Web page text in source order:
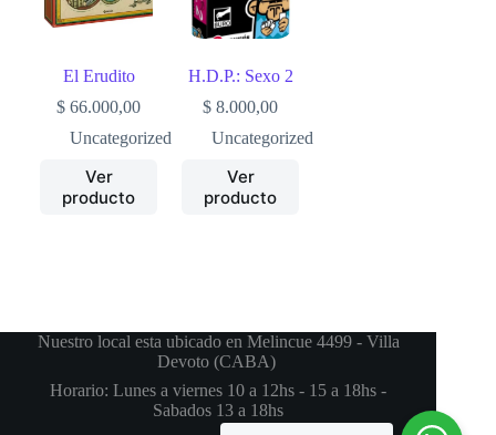
El Erudito
$ 66.000,00
Uncategorized
Ver
producto
H.D.P.: Sexo 2
$ 8.000,00
Uncategorized
Ver
producto
Nuestro local esta ubicado en Melincue 4499 - Villa
Devoto (CABA)
Horario: Lunes a viernes 10 a 12hs - 15 a 18hs -
Sabados 13 a 18hs